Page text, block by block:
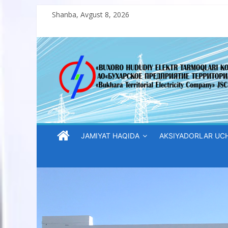
content
Shanba, Avgust 8, 2026
“Buxoro
hududiy
elektr
tarmoqlari
korxonasi”
“Buxoro
JAMIYAT HAQIDA AKSIYADORLAR